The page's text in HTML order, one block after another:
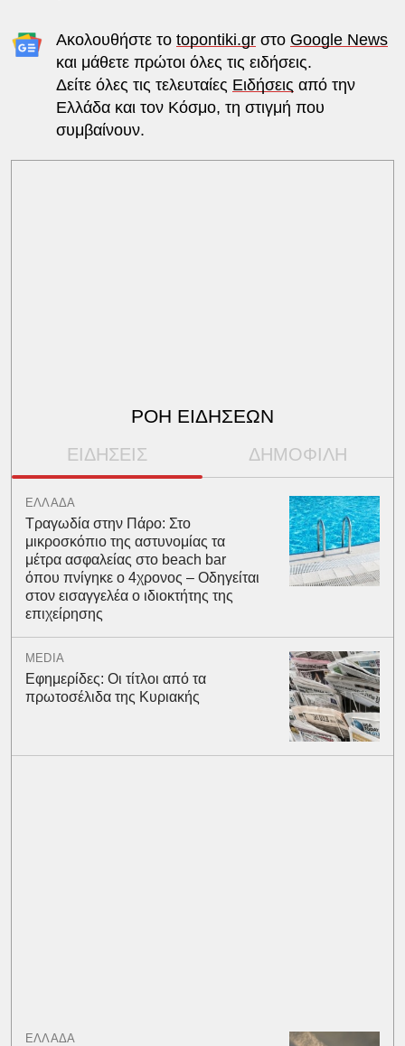
Ακολουθήστε το topontiki.grστο Google News
και μάθετε πρώτοι όλες τις ειδήσεις.
Δείτε όλες τις τελευταίες Ειδήσεις από την
Ελλάδα και τον Κόσμο, τη στιγμή που
συμβαίνουν.
ΡΟΗ ΕΙΔΗΣΕΩΝ
ΕΙΔΗΣΕΙΣ ΔΗΜΟΦΙΛΗ
ΕΛΛΑΔΑ
Τραγωδία στην Πάρο: Στο
μικροσκόπιο της αστυνομίας τα
μέτρα ασφαλείας στο beach bar
όπου πνίγηκε ο 4χρονος – Οδηγείται
στον εισαγγελέα ο ιδιοκτήτης της
επιχείρησης
MEDIA
Εφημερίδες: Οι τίτλοι από τα
πρωτοσέλιδα της Κυριακής
ΕΛΛΑΔΑ